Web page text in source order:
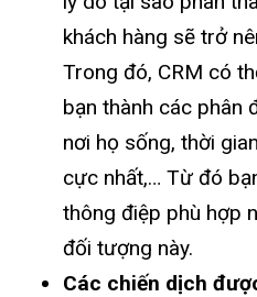
khách hàng sẽ trở
Trong đó, CRM có
bạn thành các phân
nơi họ sống, thời
cực nhất,… Từ đó
thông điệp phù hợp
đối tượng này.
Các chiến dịch